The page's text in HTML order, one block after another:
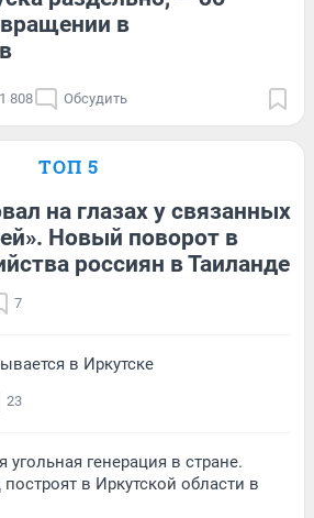
в
1 808 Обсудить
ТОП 5
на глазах у связанных
Новый поворот в
россиян в Таиланде
7
в Иркутске
23
угольная генерация в стране.
в Иркутской области в